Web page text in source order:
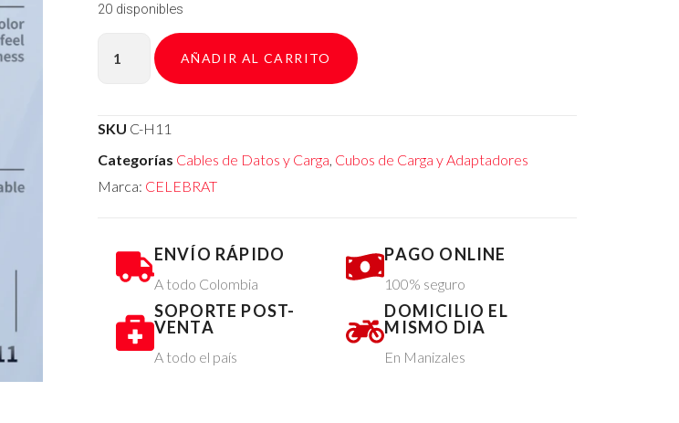
20 disponibles
AÑADIR AL CARRITO
SKU C-H11
Categorías Cables de Datos y Carga Cubos de Carga y Adaptadores
Marca: CELEBRAT
ENVÍO RÁPIDO
A todo Colombia
SOPORTE POST-
VENTA
A todo el país
PAGO ONLINE
100% seguro
DOMICILIO EL
MISMO DIA
En Manizales